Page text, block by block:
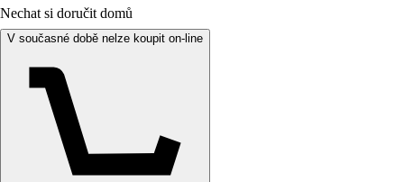
Nechat si doručit domů
V současné době nelze koupit on-line